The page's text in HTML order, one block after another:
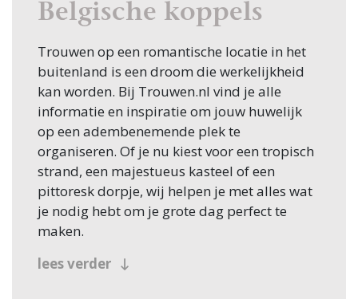
Belgische koppels
Trouwen op een romantische locatie in het
buitenland is een droom die werkelijkheid
kan worden. Bij Trouwen.nl vind je alle
informatie en inspiratie om jouw huwelijk
op een adembenemende plek te
organiseren. Of je nu kiest voor een tropisch
strand, een majestueus kasteel of een
pittoresk dorpje, wij helpen je met alles wat
je nodig hebt om je grote dag perfect te
maken.
De voordelen van een
lees verder